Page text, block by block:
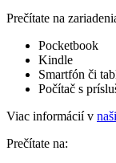
Prečítate na
Pocketbook
Kindle
Smartfón či
Počítač s
Viac informácií v
Prečítate na: